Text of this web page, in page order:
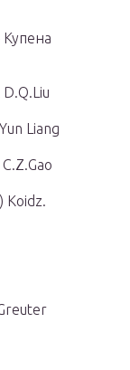
Liang
Koidz.